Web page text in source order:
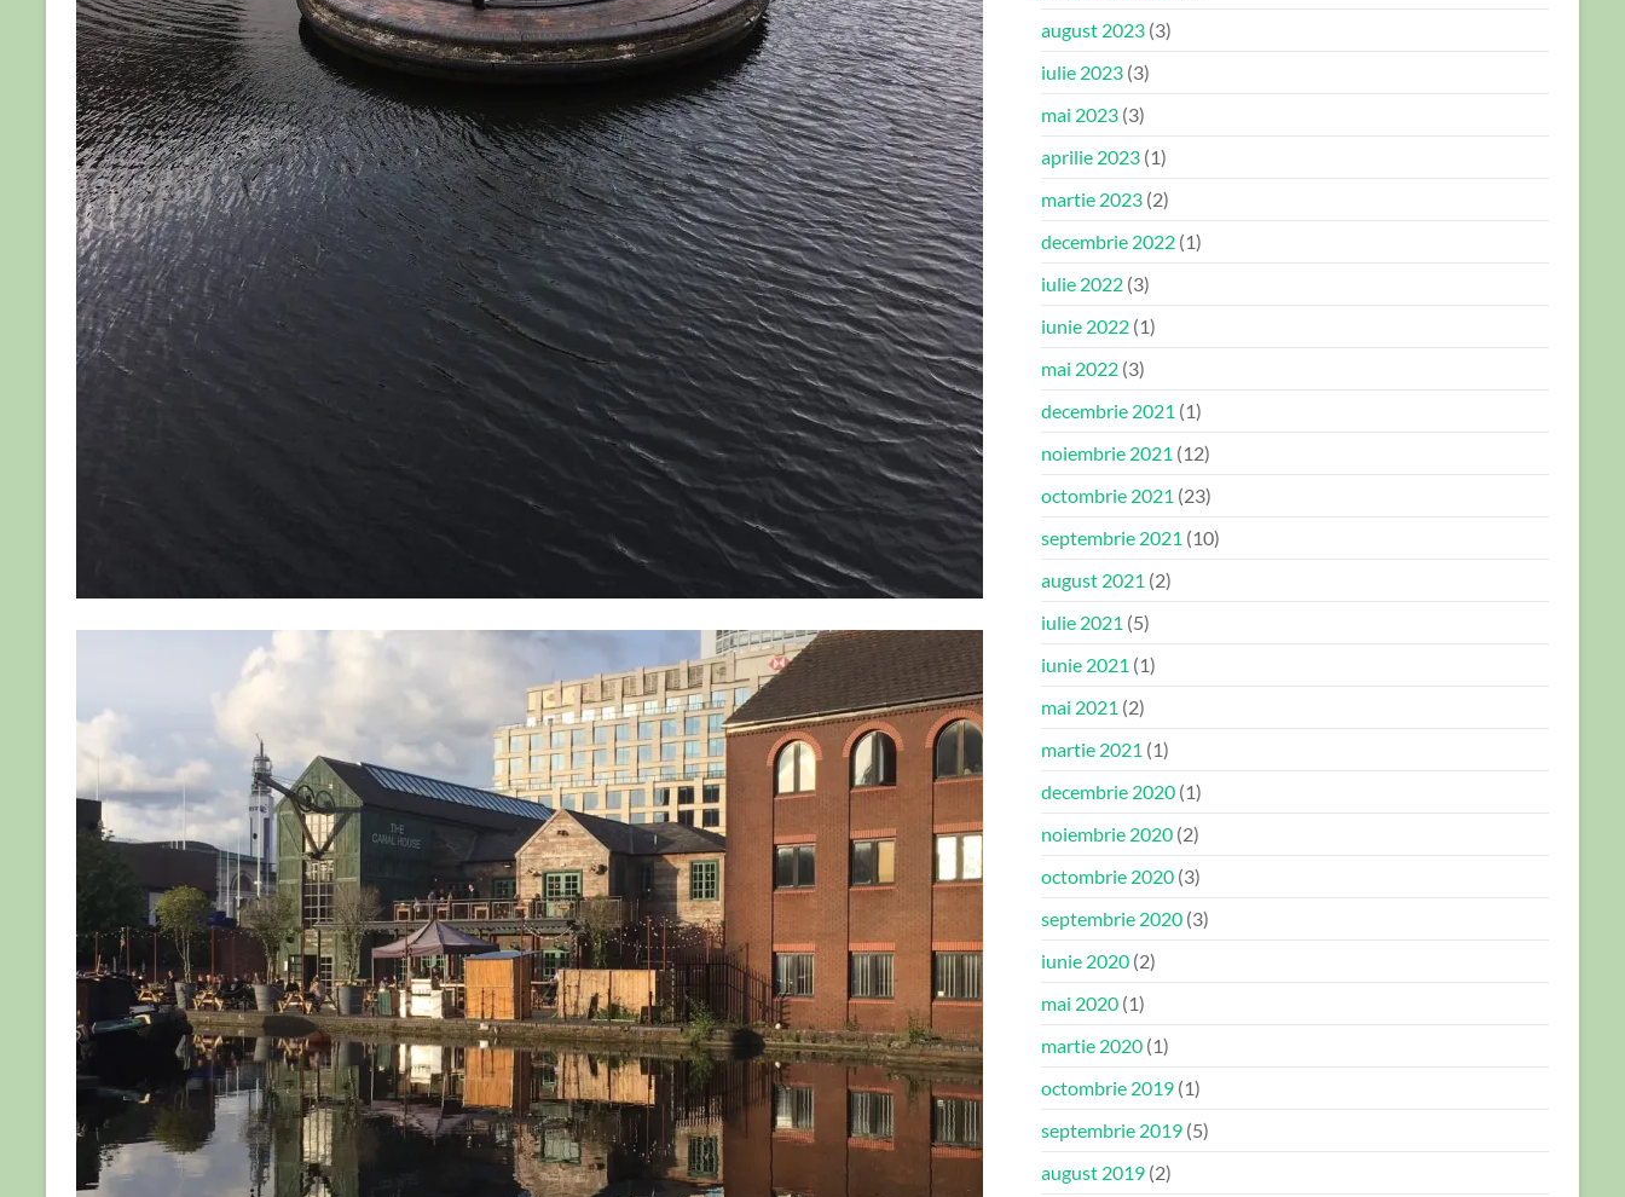
august 2023 (3)
iulie 2023 (3)
mai 2023 (3)
aprilie 2023 (1)
martie 2023 (2)
decembrie 2022 (1)
iulie 2022 (3)
iunie 2022 (1)
mai 2022 (3)
decembrie 2021 (1)
noiembrie 2021 (12)
octombrie 2021 (23)
septembrie 2021 (10)
august 2021 (2)
iulie 2021 (5)
iunie 2021 (1)
mai 2021 (2)
martie 2021 (1)
decembrie 2020 (1)
noiembrie 2020 (2)
octombrie 2020 (3)
septembrie 2020 (3)
iunie 2020 (2)
mai 2020 (1)
martie 2020 (1)
octombrie 2019 (1)
septembrie 2019 (5)
august 2019 (2)